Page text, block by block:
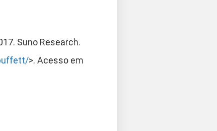
Suno Research.
>. Acesso em